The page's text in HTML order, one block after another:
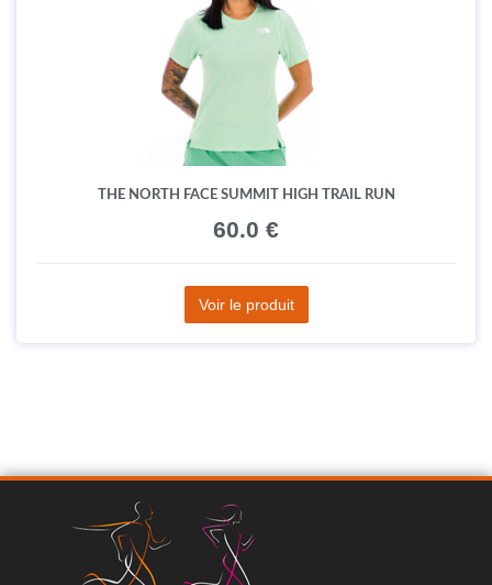
THE NORTH FACE SUMMIT HIGH TRAIL RUN
60.0 €
Voir le produit